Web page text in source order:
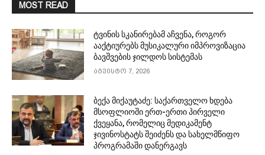
MOST READ
ტვინის სკანირებამ აჩვენა, როგორ
ააქტიურებს მუსიკალური იმპროვიზაცია
ბავშვების ჯილდოს სისტემას
აგვისტო 7, 2026
ბექა მიქაუტაძე: საქართველო ხდება
მსოფლიოში ერთ-ერთი პირველი
ქვეყანა, რომელიც მედიკამენტ
ჯივინოსტატს შეიძენს და სახელმწიფო
პროგრამაში დანერგავს